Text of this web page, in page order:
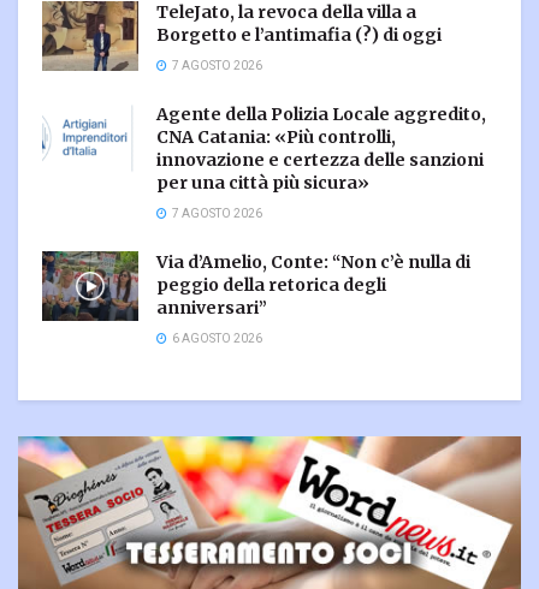
TeleJato, la revoca della villa a
Borgetto e l’antimafia (?) di oggi
7 AGOSTO 2026
Agente della Polizia Locale aggredito,
CNA Catania: «Più controlli,
innovazione e certezza delle sanzioni
per una città più sicura»
7 AGOSTO 2026
Via d’Amelio, Conte: “Non c’è nulla di
peggio della retorica degli
anniversari”
6 AGOSTO 2026